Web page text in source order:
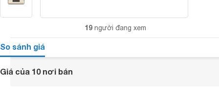
19 người đang xem
So sánh giá
Giá của 10 nơi bán